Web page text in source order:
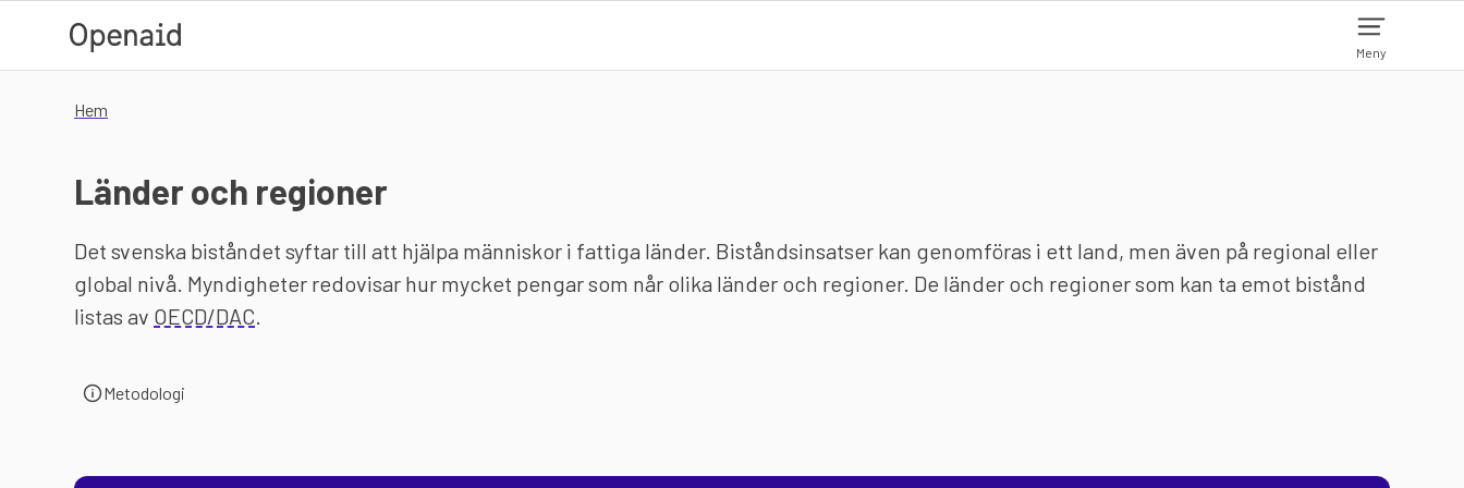
Meny
Hem
Länder och regioner
Det svenska biståndet syftar till att hjälpa människor i fattiga länder. Biståndsinsatser kan genomföras i ett land, men även på regional eller
global nivå. Myndigheter redovisar hur mycket pengar som når olika länder och regioner. De länder och regioner som kan ta emot bistånd
listas av OECD/DAC.
Metodologi